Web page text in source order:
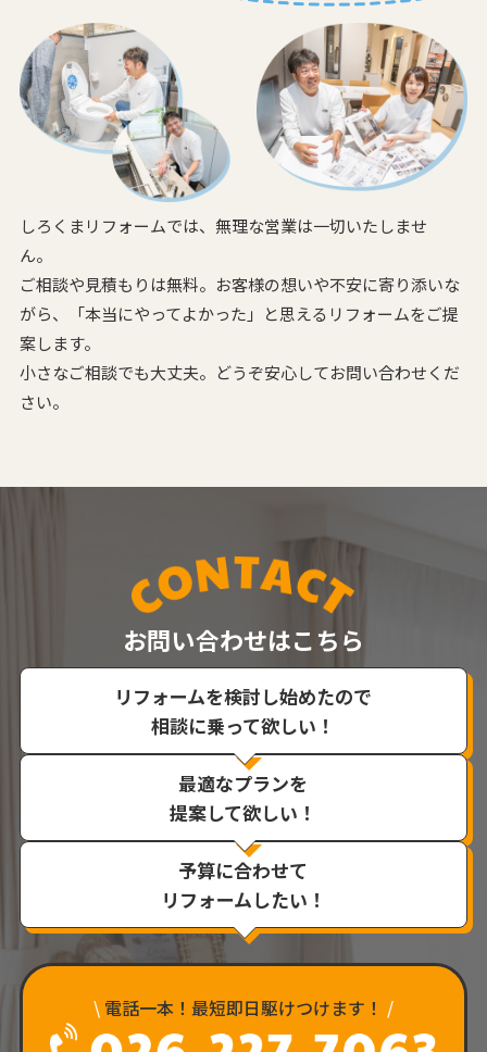
しろくまリフォームでは、無理な営業は一切いたしませ
ん。
ご相談や見積もりは無料。お客様の想いや不安に寄り添いな
がら、
「本当にやってよかった」と思えるリフォームをご提
案します。
小さなご相談でも大丈夫。どうぞ安心してお問い合わせくだ
さい。
お問い合わせはこちら
リフォームを検討し始めたので
相談に乗って欲しい！
最適なプランを
提案して欲しい！
予算に合わせて
リフォームしたい！
\ 電話一本！最短即日駆けつけます！ /